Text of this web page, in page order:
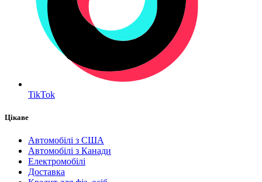
TikTok
Цікаве
Автомобілі з США
Автомобілі з Канади
Електромобілі
Доставка